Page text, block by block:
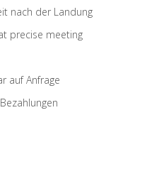
nach der Landung
precise meeting
auf Anfrage